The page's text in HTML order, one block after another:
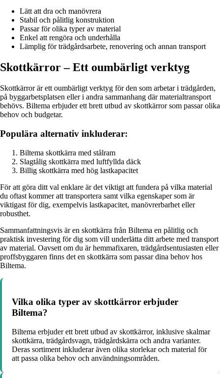
Lätt att dra och manövrera
Stabil och pålitlig konstruktion
Passar för olika typer av material
Enkel att rengöra och underhålla
Lämplig för trädgårdsarbete, renovering och annan transport
Skottkärror – Ett oumbärligt verktyg
Skottkärror är ett oumbärligt verktyg för den som arbetar i trädgården,
på byggarbetsplatsen eller i andra sammanhang där materialtransport
behövs. Biltema erbjuder ett brett utbud av skottkärror som passar olika
behov och budgetar.
Populära alternativ inkluderar:
Biltema skottkärra med stålram
Slagtålig skottkärra med luftfyllda däck
Billig skottkärra med hög lastkapacitet
För att göra ditt val enklare är det viktigt att fundera på vilka material
du oftast kommer att transportera samt vilka egenskaper som är
viktigast för dig, exempelvis lastkapacitet, manövrerbarhet eller
robusthet.
Sammanfattningsvis är en skottkärra från Biltema en pålitlig och
praktisk investering för dig som vill underlätta ditt arbete med transport
av material. Oavsett om du är hemmafixaren, trädgårdsentusiasten eller
proffsbyggaren finns det en skottkärra som passar dina behov hos
Biltema.
Vilka olika typer av skottkärror erbjuder
Biltema?
Biltema erbjuder ett brett utbud av skottkärror, inklusive skalmar
skottkärra, trädgårdsvagn, trädgårdskärra och andra varianter.
Deras sortiment inkluderar även olika storlekar och material för
att passa olika behov och användningsområden.